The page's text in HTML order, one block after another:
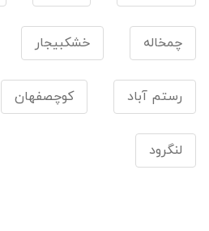
چمخاله خشکبیجار
رستم آباد کوچصفهان
لنگرود